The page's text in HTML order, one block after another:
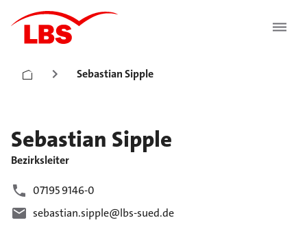
Sebastian Sipple
Sebastian Sipple
Bezirksleiter
07195 9146-0
sebastian.sipple@lbs-sued.de